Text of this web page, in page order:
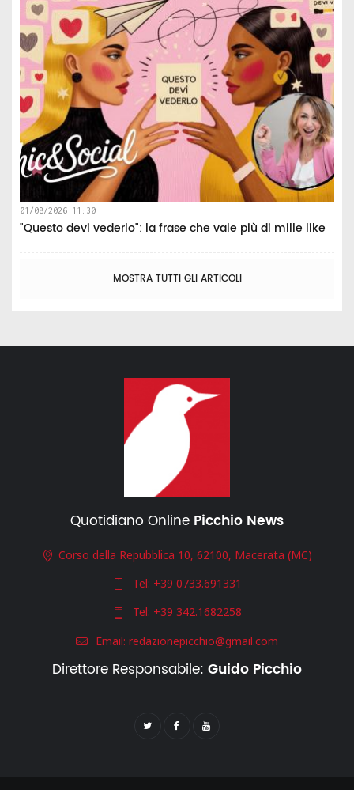
01/08/2026 11:30
"Questo devi vederlo": la frase che vale più di mille like
MOSTRA TUTTI GLI ARTICOLI
Quotidiano Online Picchio News
Corso della Repubblica 10, 62100, Macerata (MC)
Tel: +39 0733.691331
Tel: +39 342.1682258
Email: redazionepicchio@gmail.com
Direttore Responsabile: Guido Picchio